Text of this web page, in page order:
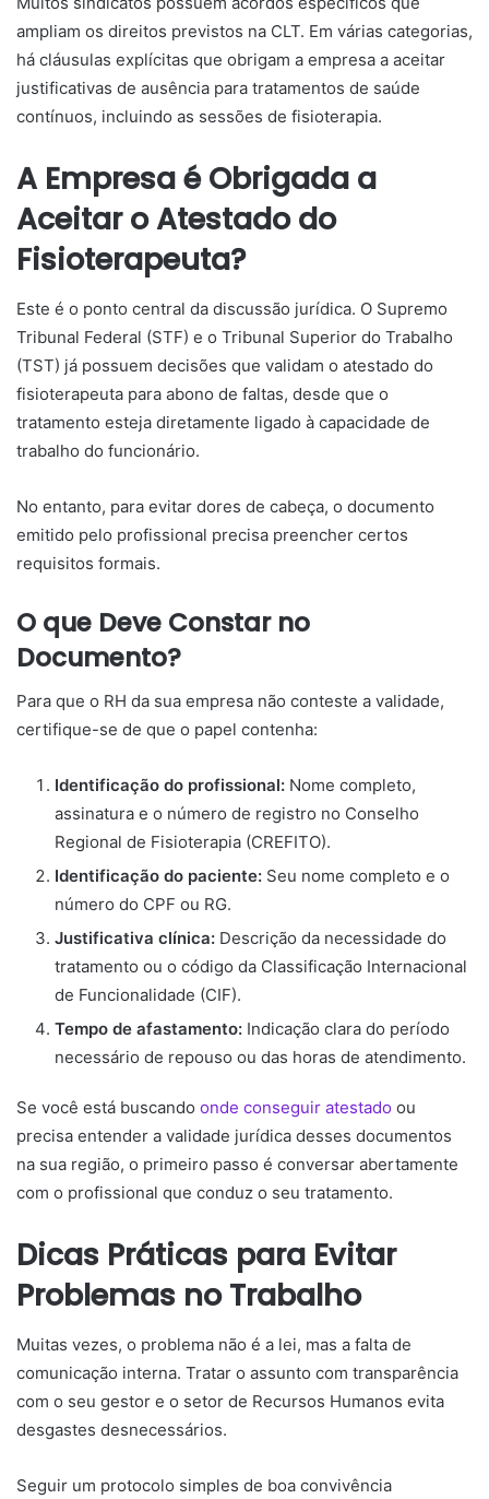
ampliam os direitos previstos na CLT. Em várias categorias,
há cláusulas explícitas que obrigam a empresa a aceitar
justificativas de ausência para tratamentos de saúde
contínuos, incluindo as sessões de fisioterapia.
A Empresa é Obrigada a
Aceitar o Atestado do
Fisioterapeuta?
Este é o ponto central da discussão jurídica. O Supremo
Tribunal Federal (STF) e o Tribunal Superior do Trabalho
(TST) já possuem decisões que validam o atestado do
fisioterapeuta para abono de faltas, desde que o
tratamento esteja diretamente ligado à capacidade de
trabalho do funcionário.
No entanto, para evitar dores de cabeça, o documento
emitido pelo profissional precisa preencher certos
requisitos formais.
O que Deve Constar no
Documento?
Para que o RH da sua empresa não conteste a validade,
certifique-se de que o papel contenha:
Identificação do profissional: Nome completo,
assinatura e o número de registro no Conselho
Regional de Fisioterapia (CREFITO).
Identificação do paciente: Seu nome completo e o
número do CPF ou RG.
Justificativa clínica: Descrição da necessidade do
tratamento ou o código da Classificação Internacional
de Funcionalidade (CIF).
Tempo de afastamento: Indicação clara do período
necessário de repouso ou das horas de atendimento.
Se você está buscando onde conseguir atestado ou
precisa entender a validade jurídica desses documentos
na sua região, o primeiro passo é conversar abertamente
com o profissional que conduz o seu tratamento.
Dicas Práticas para Evitar
Problemas no Trabalho
Muitas vezes, o problema não é a lei, mas a falta de
comunicação interna. Tratar o assunto com transparência
com o seu gestor e o setor de Recursos Humanos evita
desgastes desnecessários.
Seguir um protocolo simples de boa convivência